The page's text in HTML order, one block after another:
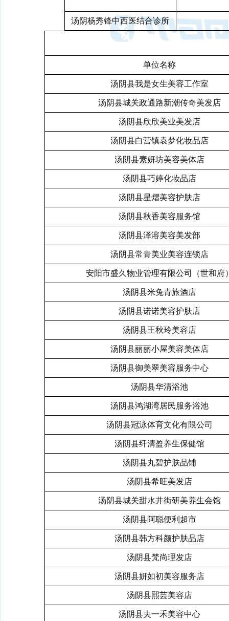
汤阴杨秀锋中西医结合诊所
单位名称
汤阴县我是女生美容工作室
汤阴县城关政通路新潮传奇美发店
汤阴县欣欣美业美发店
汤阴县白营镇袁梦化妆品店
汤阴县素妍坊美容美体店
汤阴县巧婷化妆品店
汤阴县星熠美容护肤店
汤阴县秋香美容服务馆
汤阴县泽溶美容美发部
汤阴县常青美业美容连锁店
安阳市盛久物业管理有限公司（世和府
汤阴县米兔青旅酒店
汤阴县诺诺美容护肤店
汤阴县王秋玲美容店
汤阴县丽丽小屋美容美体店
汤阴县御美翠美容服务中心
汤阴县华清浴池
汤阴县鸿湖湾居民服务浴池
汤阴县冠泳体育文化有限公司
汤阴县纤清盈养生保健馆
汤阴县丸碧护肤品铺
汤阴县希旺美发店
汤阴县城关甜水井街研美养生会馆
汤阴县阿聪便利超市
汤阴县韩方科颜护肤品店
汤阴县梵尚理发店
汤阴县妍如初美容服务店
汤阴县熙芸美容店
汤阴县夫一禾美容中心